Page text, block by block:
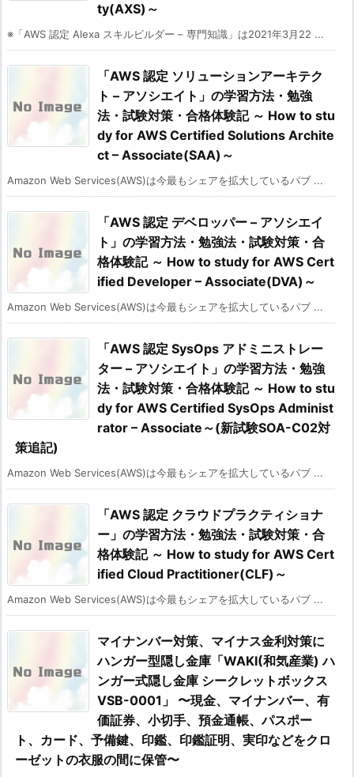
ty(AXS)～
※「AWS 認定 Alexa スキルビルダー – 専門知識」は2021年3月22 ...
「AWS 認定 ソリューションアーキテク
ト – アソシエイト」の学習方法・勉強
法・試験対策・合格体験記 ～ How to stu
dy for AWS Certified Solutions Archite
ct – Associate(SAA)～
Amazon Web Services(AWS)は今最もシェアを拡大しているパブ ...
「AWS 認定 デベロッパー – アソシエイ
ト」の学習方法・勉強法・試験対策・合
格体験記 ～ How to study for AWS Cert
ified Developer – Associate(DVA)～
Amazon Web Services(AWS)は今最もシェアを拡大しているパブ ...
「AWS 認定 SysOps アドミニストレー
ター – アソシエイト」の学習方法・勉強
法・試験対策・合格体験記 ～ How to stu
dy for AWS Certified SysOps Administ
rator – Associate～(新試験SOA-C02対
策追記)
Amazon Web Services(AWS)は今最もシェアを拡大しているパブ ...
「AWS 認定 クラウドプラクティショナ
ー」の学習方法・勉強法・試験対策・合
格体験記 ～ How to study for AWS Cert
ified Cloud Practitioner(CLF)～
Amazon Web Services(AWS)は今最もシェアを拡大しているパブ ...
マイナンバー対策、マイナス金利対策に
ハンガー型隠し金庫「WAKI(和気産業) ハ
ンガー式隠し金庫 シークレットボックス
VSB-0001」 〜現金、マイナンバー、有
価証券、小切手、預金通帳、パスポー
ト、カード、予備鍵、印鑑、印鑑証明、実印などをクロ
ーゼットの衣服の間に保管〜